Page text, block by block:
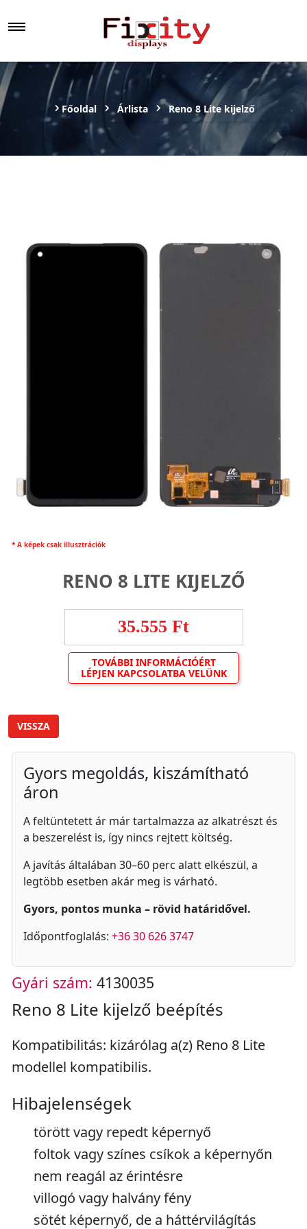
Főoldal Árlista Reno 8 Lite kijelző
* A képek csak illusztrációk
RENO 8 LITE KIJELZŐ
35.555 Ft
TOVÁBBI INFORMÁCIÓÉRT
LÉPJEN KAPCSOLATBA VELÜNK
VISSZA
Gyors megoldás, kiszámítható
áron
A feltüntetett ár már tartalmazza az alkatrészt és
a beszerelést is, így nincs rejtett költség.
A javítás általában 30–60 perc alatt elkészül, a
legtöbb esetben akár meg is várható.
Gyors, pontos munka – rövid határidővel.
Időpontfoglalás: +36 30 626 3747
Gyári szám: 4130035
Reno 8 Lite kijelző beépítés
Kompatibilitás: kizárólag a(z) Reno 8 Lite
modellel kompatibilis.
Hibajelenségek
törött vagy repedt képernyő
foltok vagy színes csíkok a képernyőn
nem reagál az érintésre
villogó vagy halvány fény
sötét képernyő, de a háttérvilágítás